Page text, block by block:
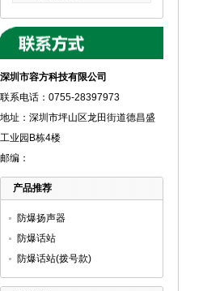
深圳市容方科技有限公司
联系电话：0755-28397973
地址：深圳市坪山区龙田街道德昌盛
工业园B栋4楼
邮编：
产品推荐
防爆扬声器
防爆话站
防爆话站(拨号款)